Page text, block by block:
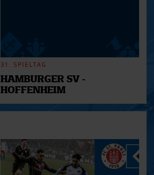
31. SPIELTAG
HAMBURGER SV -
HOFFENHEIM